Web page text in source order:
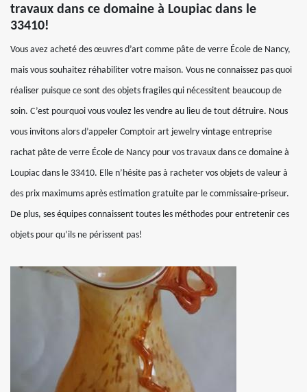
travaux dans ce domaine à Loupiac dans le
33410!
Vous avez acheté des œuvres d’art comme pâte de verre École de Nancy,
mais vous souhaitez réhabiliter votre maison. Vous ne connaissez pas quoi
réaliser puisque ce sont des objets fragiles qui nécessitent beaucoup de
soin. C’est pourquoi vous voulez les vendre au lieu de tout détruire. Nous
vous invitons alors d’appeler Comptoir art jewelry vintage entreprise
rachat pâte de verre École de Nancy pour vos travaux dans ce domaine à
Loupiac dans le 33410. Elle n’hésite pas à racheter vos objets de valeur à
des prix maximums après estimation gratuite par le commissaire-priseur.
De plus, ses équipes connaissent toutes les méthodes pour entretenir ces
objets pour qu’ils ne périssent pas!